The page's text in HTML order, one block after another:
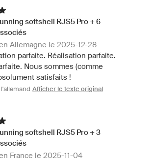
softshell RJS5 Pro + 6
Allemagne le 2025-12-28
parfaite. Réalisation parfaite.
Nous sommes (comme
satisfaits !
Afficher le texte original
softshell RJS5 Pro + 3
France le 2025-11-04